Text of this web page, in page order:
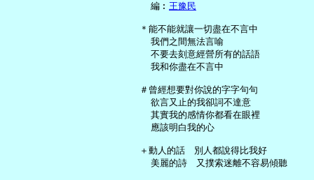
     編︰
王豫民
   ＊能不能就讓一切盡在不言中
     我們之間無法言喻
     不要去刻意經營所有的話語
     我和你盡在不言中
   ＃曾經想要對你說的字字句句
     欲言又止的我卻詞不達意
     其實我的感情你都看在眼裡
     應該明白我的心
   ＋動人的話　別人都說得比我好
     美麗的詩　又撲索迷離不容易傾聽